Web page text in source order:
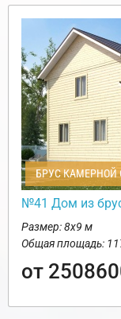
БРУС КАМЕРНОЙ
№41 Дом из
Размер: 8х9 м
Общая площадь:
от